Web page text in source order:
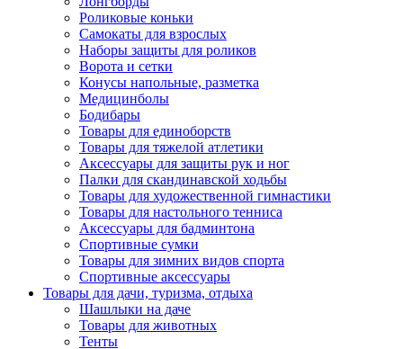
Роликовые коньки
Самокаты для взрослых
Наборы защиты для роликов
Ворота и сетки
Конусы напольные, разметка
Медицинболы
Бодибары
Товары для единоборств
Товары для тяжелой атлетики
Аксессуары для защиты рук и ног
Палки для скандинавской ходьбы
Товары для художественной гимнастики
Товары для настольного тенниса
Аксессуары для бадминтона
Спортивные сумки
Товары для зимних видов спорта
Спортивные аксессуары
Товары для дачи, туризма, отдыха
Шашлыки на даче
Товары для животных
Тенты